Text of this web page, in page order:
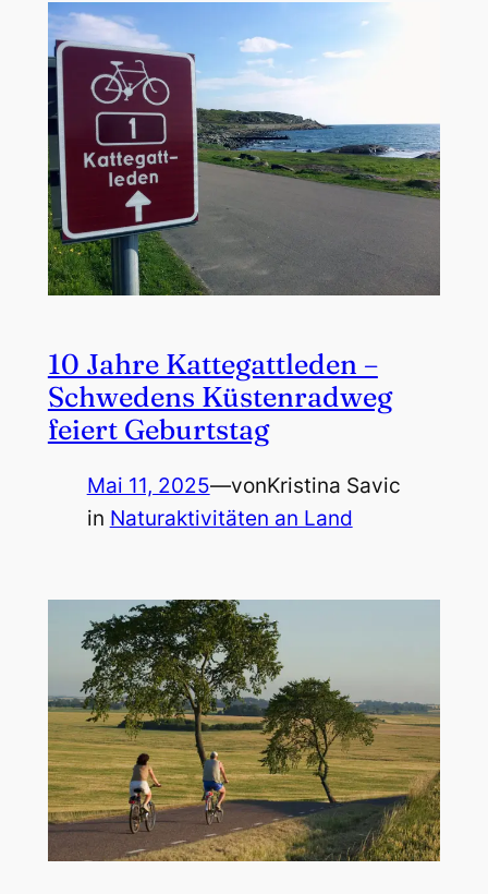
10 Jahre Kattegattleden –
Schwedens Küstenradweg
feiert Geburtstag
Mai 11, 2025—vonKristina Savic
in Naturaktivitäten an Land